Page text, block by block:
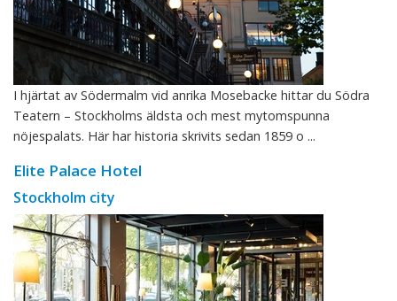
I hjärtat av Södermalm vid anrika Mosebacke hittar du Södra
Teatern – Stockholms äldsta och mest mytomspunna
nöjespalats. Här har historia skrivits sedan 1859 o ...
Elite Palace Hotel
Stockholm city